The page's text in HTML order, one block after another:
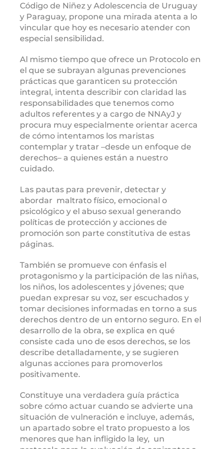
Código de Niñez y Adolescencia de Uruguay
y Paraguay, propone una mirada atenta a lo
vincular que hoy es necesario atender con
especial sensibilidad.
Al mismo tiempo que ofrece un Protocolo en
el que se subrayan algunas prevenciones
prácticas que garanticen su protección
integral, intenta describir con claridad las
responsabilidades que tenemos como
adultos referentes y a cargo de NNAyJ y
procura muy especialmente orientar acerca
de cómo intentamos los maristas
contemplar y tratar –desde un enfoque de
derechos– a quienes están a nuestro
cuidado.
Las pautas para prevenir, detectar y
abordar maltrato físico, emocional o
psicológico y el abuso sexual generando
políticas de protección y acciones de
promoción son parte constitutiva de estas
páginas.
También se promueve con énfasis el
protagonismo y la participación de las niñas,
los niños, los adolescentes y jóvenes; que
puedan expresar su voz, ser escuchados y
tomar decisiones informadas en torno a sus
derechos dentro de un entorno seguro. En el
desarrollo de la obra, se explica en qué
consiste cada uno de esos derechos, se los
describe detalladamente, y se sugieren
algunas acciones para promoverlos
positivamente.
Constituye una verdadera guía práctica
sobre cómo actuar cuando se advierte una
situación de vulneración e incluye, además,
un apartado sobre el trato propuesto a los
menores que han infligido la ley, un